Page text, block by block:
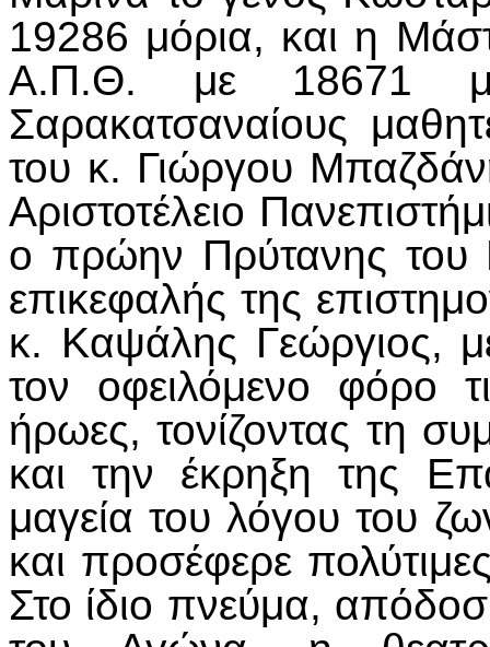
19286 μόρια, και η
Α.Π.Θ. με 18671
Σαρακατσαναίους
του κ. Γιώργου
Αριστοτέλειο
ο πρώην Πρύτανης του
επικεφαλής της
κ. Καψάλης Γεώργιος,
τον οφειλόμενο φόρο
ήρωες, τονίζοντας τη
και την έκρηξη της
μαγεία του λόγου του
και προσέφερε
Στο ίδιο πνεύμα,